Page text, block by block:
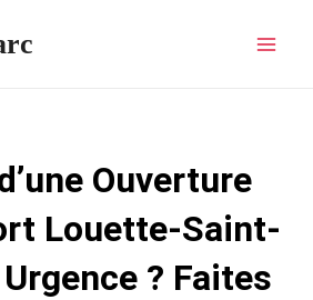
Ouverture
Louette-Saint-
? Faites